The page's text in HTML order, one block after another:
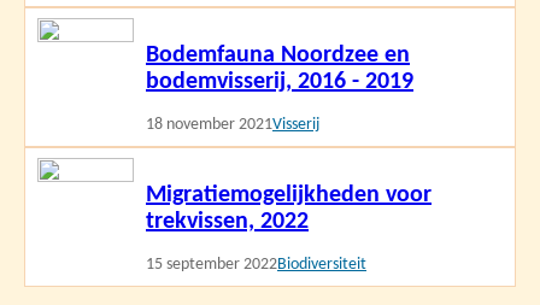
Bodemfauna Noordzee en
bodemvisserij, 2016 - 2019
18 november 2021Visserij
Lees
Migratiemogelijkheden voor
trekvissen, 2022
15 september 2022Biodiversiteit
Lees